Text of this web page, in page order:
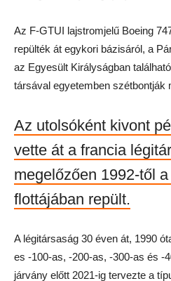
Az F-GTUI lajstromjelű Boeing
repülték át egykori bázisáról, a
az Egyesült Királyságban
társával egyetemben szétbontják
Az utolsóként kivont
vette át a francia
megelőzően 1992-től
flottájában repült.
A légitársaság 30 éven át, 1990
es -100-as, -200-as, -300-as és -
járvány előtt 2021-ig tervezte a